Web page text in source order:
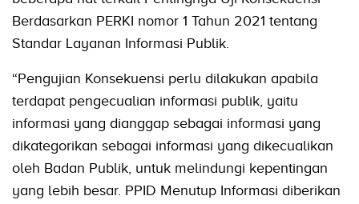
Berdasarkan PERKI nomor 1 Tahun 2021 tentang
Standar Layanan Informasi Publik.
“Pengujian Konsekuensi perlu dilakukan apabila
terdapat pengecualian informasi publik, yaitu
informasi yang dianggap sebagai informasi yang
dikategorikan sebagai informasi yang dikecualikan
oleh Badan Publik, untuk melindungi kepentingan
yang lebih besar. PPID Menutup Informasi diberikan